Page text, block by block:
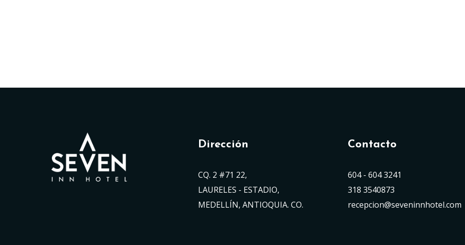
Dirección
CQ. 2 #71 22,
LAURELES - ESTADIO,
MEDELLÍN, ANTIOQUIA. CO.
Contacto
604 - 604 3241
318 3540873
recepcion@seveninnhotel.com